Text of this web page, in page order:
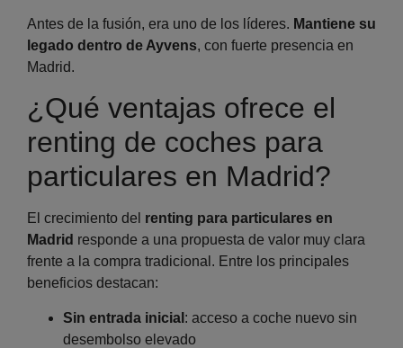
Antes de la fusión, era uno de los líderes. Mantiene su
legado dentro de Ayvens, con fuerte presencia en
Madrid.
¿Qué ventajas ofrece el
renting de coches para
particulares en Madrid?
El crecimiento del renting para particulares en
Madrid responde a una propuesta de valor muy clara
frente a la compra tradicional. Entre los principales
beneficios destacan:
Sin entrada inicial : acceso a coche nuevo sin
desembolso elevado